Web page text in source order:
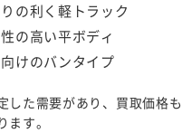
の利く軽トラック
の高い平ボディ
けのバンタイプ
した需要があり、買取価格
ます。